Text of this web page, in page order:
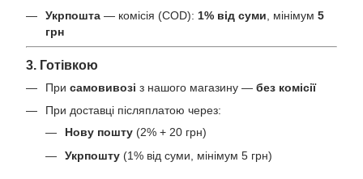
Укрпошта — комісія (COD): 1% від суми , мінімум 5
грн
3. Готівкою
При самовивозі з нашого магазину — без комісії
При доставці післяплатою через:
Нову пошту (2% + 20 грн)
Укрпошту (1% від суми, мінімум 5 грн)